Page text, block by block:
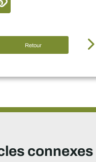
Retour
connexes